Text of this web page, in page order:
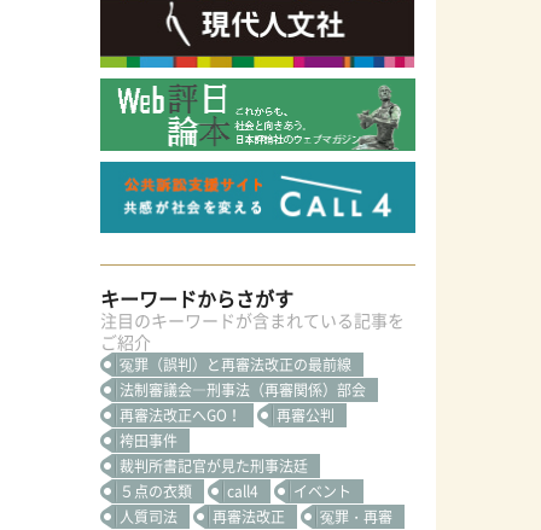
キーワードからさがす
注目のキーワードが含まれている記事を
ご紹介
冤罪（誤判）と再審法改正の最前線
法制審議会―刑事法（再審関係）部会
再審法改正へGO！
再審公判
袴田事件
裁判所書記官が見た刑事法廷
５点の衣類
call4
イベント
人質司法
再審法改正
冤罪・再審